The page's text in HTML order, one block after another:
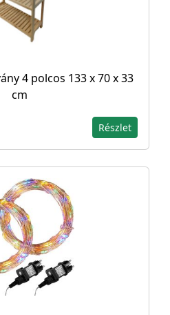
4 polcos 133 x 70 x 33
cm
Részlet